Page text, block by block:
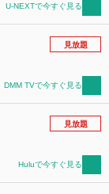
U-NEXTで今すぐ見る
見放題
DMM TVで今すぐ見る
見放題
Huluで今すぐ見る